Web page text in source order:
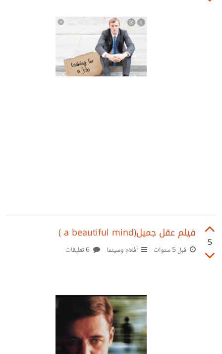
5
فيلم عقل جميل(a beautiful mind )
قبل 5 سنوات أفلام وسينما